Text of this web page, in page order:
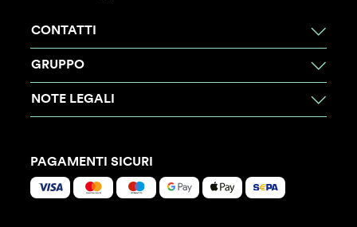
CONTATTI
GRUPPO
NOTE LEGALI
PAGAMENTI SICURI